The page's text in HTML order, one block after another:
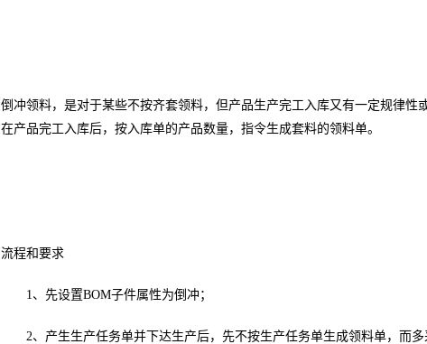
倒冲领料，是对于某些不按齐套领料，但产品生产完工入库又有一定规律
在产品完工入库后，按入库单的产品数量，指令生成套料的领料单。
流程和要求
1、先设置BOM子件属性为倒冲；
2、产生生产任务单并下达生产后，先不按生产任务单生成领料单，而多